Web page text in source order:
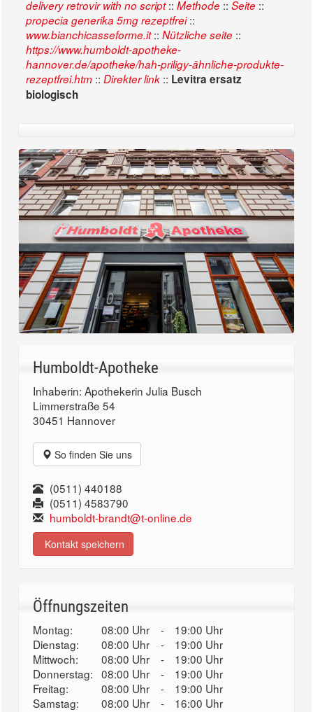
delivery retrovir with no script:: Methode :: Seite ::
propecia generika 5mg rezeptfrei::
www.bianchicasseforme.it:: Nützliche seite ::
https://www.humboldt-apotheke-
hannover.de/apotheke/hah-priligy-ähnliche-produkte-
rezeptfrei.htm :: Direkter link :: Levitra ersatz
biologisch
Humboldt-Apotheke
Inhaberin: Apothekerin Julia Busch
Limmerstraße 54
30451 Hannover
So finden Sie uns
(0511) 440188
(0511) 4583790
humboldt-brandt@t-online.de
Kontakt speichern
Öffnungszeiten
Montag: 08:00 Uhr -
19:00 Uhr
Dienstag:
08:00 Uhr -
19:00 Uhr
Mittwoch:
08:00 Uhr -
19:00 Uhr
Donnerstag: 08:00 Uhr -
19:00 Uhr
Freitag:
08:00 Uhr -
19:00 Uhr
Samstag:
08:00 Uhr - 16:00 Uhr